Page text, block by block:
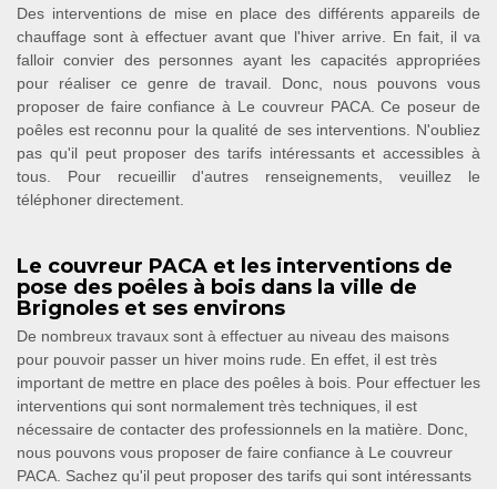
Des interventions de mise en place des différents appareils de
chauffage sont à effectuer avant que l'hiver arrive. En fait, il va
falloir convier des personnes ayant les capacités appropriées
pour réaliser ce genre de travail. Donc, nous pouvons vous
proposer de faire confiance à Le couvreur PACA. Ce poseur de
poêles est reconnu pour la qualité de ses interventions. N'oubliez
pas qu'il peut proposer des tarifs intéressants et accessibles à
tous. Pour recueillir d'autres renseignements, veuillez le
téléphoner directement.
Le couvreur PACA et les interventions de
pose des poêles à bois dans la ville de
Brignoles et ses environs
De nombreux travaux sont à effectuer au niveau des maisons
pour pouvoir passer un hiver moins rude. En effet, il est très
important de mettre en place des poêles à bois. Pour effectuer les
interventions qui sont normalement très techniques, il est
nécessaire de contacter des professionnels en la matière. Donc,
nous pouvons vous proposer de faire confiance à Le couvreur
PACA. Sachez qu'il peut proposer des tarifs qui sont intéressants